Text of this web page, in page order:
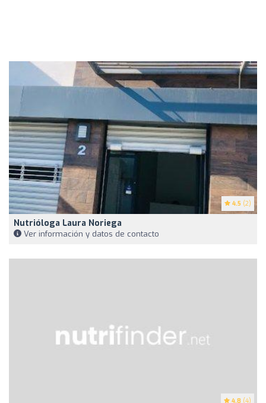
4.5 (2)
Nutrióloga Laura Noriega
Ver información y datos de contacto
4.8 (4)